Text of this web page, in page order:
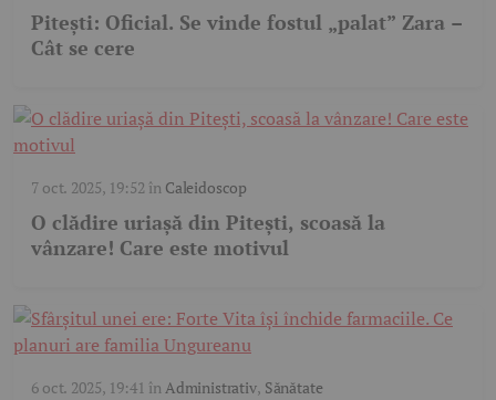
Pitești: Oficial. Se vinde fostul „palat” Zara –
Cât se cere
7 oct. 2025, 19:52 în Caleidoscop
O clădire uriașă din Pitești, scoasă la
vânzare! Care este motivul
6 oct. 2025, 19:41 înAdministrativ, Sănătate